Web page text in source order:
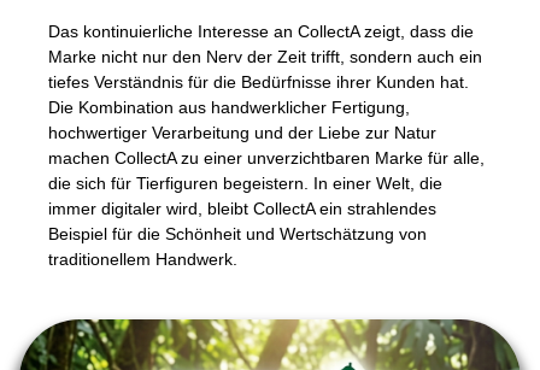
Das kontinuierliche Interesse an CollectA zeigt, dass die
Marke nicht nur den Nerv der Zeit trifft, sondern auch ein
tiefes Verständnis für die Bedürfnisse ihrer Kunden hat.
Die Kombination aus handwerklicher Fertigung,
hochwertiger Verarbeitung und der Liebe zur Natur
machen CollectA zu einer unverzichtbaren Marke für alle,
die sich für Tierfiguren begeistern. In einer Welt, die
immer digitaler wird, bleibt CollectA ein strahlendes
Beispiel für die Schönheit und Wertschätzung von
traditionellem Handwerk.